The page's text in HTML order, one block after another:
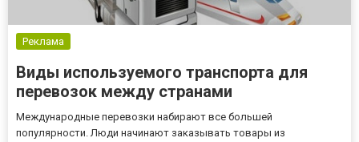
Реклама
Виды используемого транспорта для
перевозок между странами
Международные перевозки набирают все большей
популярности. Люди начинают заказывать товары из